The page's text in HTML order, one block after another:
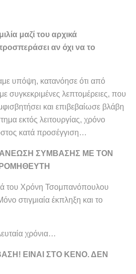
μαζί του αρχικά
αν όχι να το
υπόψη, κατανόησε ότι από
συγκεκριμένες λεπτομέρειες, που
και επιβεβαίωσε βλάβη
εκτός λειτουργίας, χρόνο
κατά προσέγγιση…
ΣΥΜΒΑΣΗΣ ΜΕ ΤΟΝ
του Χρόνη Τσομπανόπουλου
στιγμιαία έκπληξη και το
χρόνια…
ΕΙΝΑΙ ΣΤΟ ΚΕΝΟ. ΔΕΝ